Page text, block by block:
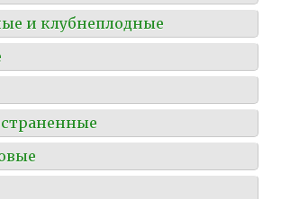
и клубнеплодные